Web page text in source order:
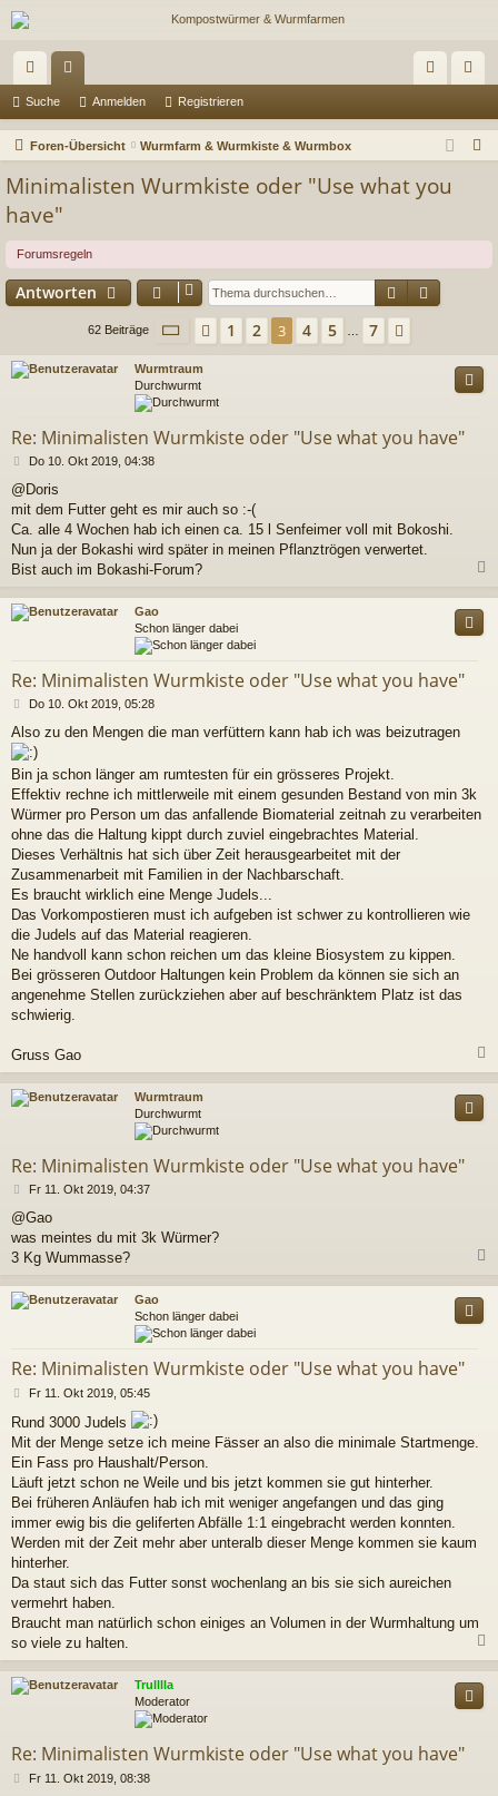
ch
ne en m ist
Suche Anmelden Registrieren
Foren-Übersicht Wurmfarm & Wurmkiste & Wurmbox
Minimalisten Wurmkiste oder "Use what you
have"
Forumsregeln
Antworten Suche
62 Beiträge Seite 3 von 7
Vorherige
1 2 3 4 5 7
Wurmtraum
Durchwurmt
Re: Minimalisten Wurmkiste oder "Use what you have"
B
i
t
r
Do 10. Okt 2019, 04:38
@Doris
mit dem Futter geht es mir auch so :-(
Ca. alle 4 Wochen hab ich einen ca. 15 l Senfeimer voll mit Bokoshi.
Nun ja der Bokashi wird später in meinen Pflanztrögen verwertet.
Bist auch im Bokashi-Forum?
c
Gao
Schon länger dabei
Re: Minimalisten Wurmkiste oder "Use what you have"
B
i
t
r
a
g
Do 10. Okt 2019, 05:28
Also zu den Mengen die man verfüttern kann hab ich was beizutragen
Bin ja schon länger am rumtesten für ein grösseres Projekt.
Effektiv rechne ich mittlerweile mit einem gesunden Bestand von min 3k
Würmer pro Person um das anfallende Biomaterial zeitnah zu verarbeiten
ohne das die Haltung kippt durch zuviel eingebrachtes Material.
Dieses Verhältnis hat sich über Zeit herausgearbeitet mit der
Zusammenarbeit mit Familien in der Nachbarschaft.
Es braucht wirklich eine Menge Judels...
Das Vorkompostieren must ich aufgeben ist schwer zu kontrollieren wie
die Judels auf das Material reagieren.
Ne handvoll kann schon reichen um das kleine Biosystem zu kippen.
Bei grösseren Outdoor Haltungen kein Problem da können sie sich an
angenehme Stellen zurückziehen aber auf beschränktem Platz ist das
schwierig.
Gruss Gao
a
Wurmtraum
Durchwurmt
Re: Minimalisten Wurmkiste oder "Use what you have"
B
i
t
r
g
Fr 11. Okt 2019, 04:37
@Gao
was meintes du mit 3k Würmer?
3 Kg Wummasse?
c
Gao
Schon länger dabei
Re: Minimalisten Wurmkiste oder "Use what you have"
B
i
t
r
a
g
Fr 11. Okt 2019, 05:45
Rund 3000 Judels
Mit der Menge setze ich meine Fässer an also die minimale Startmenge.
Ein Fass pro Haushalt/Person.
Läuft jetzt schon ne Weile und bis jetzt kommen sie gut hinterher.
Bei früheren Anläufen hab ich mit weniger angefangen und das ging
immer ewig bis die geliferten Abfälle 1:1 eingebracht werden konnten.
Werden mit der Zeit mehr aber unteralb dieser Menge kommen sie kaum
hinterher.
Da staut sich das Futter sonst wochenlang an bis sie sich aureichen
vermehrt haben.
Braucht man natürlich schon einiges an Volumen in der Wurmhaltung um
so viele zu halten.
a
Trulllla
Moderator
Re: Minimalisten Wurmkiste oder "Use what you have"
BFr 11. Okt 2019, 08:38